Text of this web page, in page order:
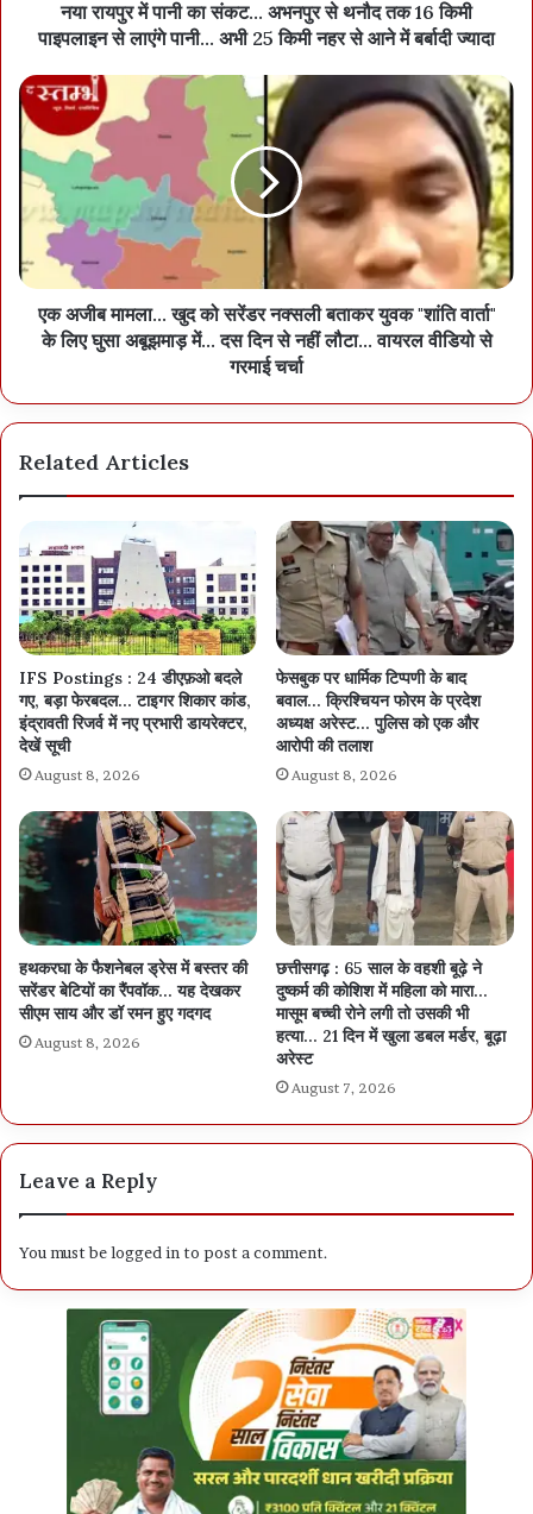
दी जाएगी। सड़क, पुल, अस्पतालों और रेल लाईनों में पूंजीगत व्यय के लिए पर्याप्त
फंड दिया जाएगा। अभी 30 हजार करोड़ रुपए से सड़कों का काम आगे बढ़ रहा है।
इनमें 4 राष्ट्रीय राजमार्गों को फोरलेन करने के साथ ही रायपुर के सरोना चौक,
तेलीबांधा चौक और धनेली में फ्लाईओवर निर्माण शामिल है। स्वास्थ्य सेवाओं के तहत
गीदम, कबीरधाम, जांजगीर-चांपा और मनेन्द्रगढ़ में 4 नए मेडिकल कॉलेजों के लिए
1280 करोड़ रूपए मंजूर किए गए हैं। रायपुर मेडिकल कॉलेज को 232 करोड़,
सिम्स बिलासपुर को 700 करोड़ और अम्बिकापुर मेडिकल कॉलेज को 109 करोड़
रूपए दिए जा रहे हैं, ताकि इंफ्रास्ट्रक्चर को मजबूती मिले।
नया रायपुर में पानी का संकट... अभनपुर से थनौद तक 16 किमी
पाइपलाइन से लाएंगे पानी... अभी 25 किमी नहर से आने में बर्बादी ज्यादा
एक अजीब मामला... खुद को सरेंडर नक्सली बताकर युवक "शांति वार्ता"
के लिए घुसा अबूझमाड़ में... दस दिन से नहीं लौटा... वायरल वीडियो से
गरमाई चर्चा
Related Articles
IFS Postings : 24 डीएफ़ओ बदले
गए, बड़ा फेरबदल… टाइगर शिकार कांड,
इंद्रावती रिजर्व में नए प्रभारी डायरेक्टर,
देखें सूची
August 8, 2026
फेसबुक पर धार्मिक टिप्पणी के बाद
बवाल… क्रिश्चियन फोरम के प्रदेश
अध्यक्ष अरेस्ट… पुलिस को एक और
आरोपी की तलाश
August 8, 2026
हथकरघा के फैशनेबल ड्रेस में बस्तर की
सरेंडर बेटियों का रैंपवॉक… यह देखकर
सीएम साय और डॉ रमन हुए गदगद
August 8, 2026
छत्तीसगढ़ : 65 साल के वहशी बूढ़े ने
दुष्कर्म की कोशिश में महिला को मारा…
मासूम बच्ची रोने लगी तो उसकी भी
हत्या… 21 दिन में खुला डबल मर्डर, बूढ़ा
अरेस्ट
August 7, 2026
Leave a Reply
You must belogged in to post a comment.